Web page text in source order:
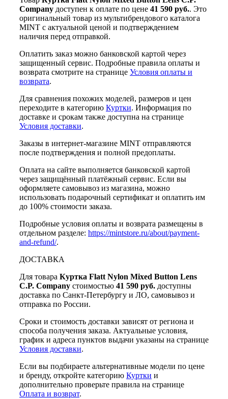
Company доступен к оплате по цене 41 590 руб.. Это
оригинальный товар из мультибрендового каталога
MINT с актуальной ценой и подтверждением
наличия перед отправкой.
Оплатить заказ можно банковской картой через
защищенный сервис. Подробные правила оплаты и
возврата смотрите на странице Условия оплаты и
возврата.
Для сравнения похожих моделей, размеров и цен
переходите в категорию Куртки. Информация по
доставке и срокам также доступна на странице
Условия доставки.
Заказы в интернет-магазине MINT отправляются
после подтверждения и полной предоплаты.
Оплата на сайте выполняется банковской картой
через защищённый платёжный сервис. Если вы
оформляете самовывоз из магазина, можно
использовать подарочный сертификат и оплатить им
до 100% стоимости заказа.
Подробные условия оплаты и возврата размещены в
отдельном разделе: https://mintstore.ru/about/payment-
and-refund/.
ДОСТАВКА
Для товара Куртка Flatt Nylon Mixed Button Lens
C.P. Company стоимостью 41 590 руб. доступны
доставка по Санкт-Петербургу и ЛО, самовывоз и
отправка по России.
Сроки и стоимость доставки зависят от региона и
способа получения заказа. Актуальные условия,
график и адреса пунктов выдачи указаны на странице
Условия доставки.
Если вы подбираете альтернативные модели по цене
и бренду, откройте категорию Куртки и
дополнительно проверьте правила на странице
Оплата и возврат.